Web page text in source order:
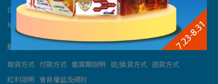
信箱：gmedshop.com.tw@gmail.com
地址：334桃園市八德區建國路866號
購物須知
取貨方式 付款方式 鑑賞期說明 退/換貨方式 退款方式
紅利說明 會員權益及規則